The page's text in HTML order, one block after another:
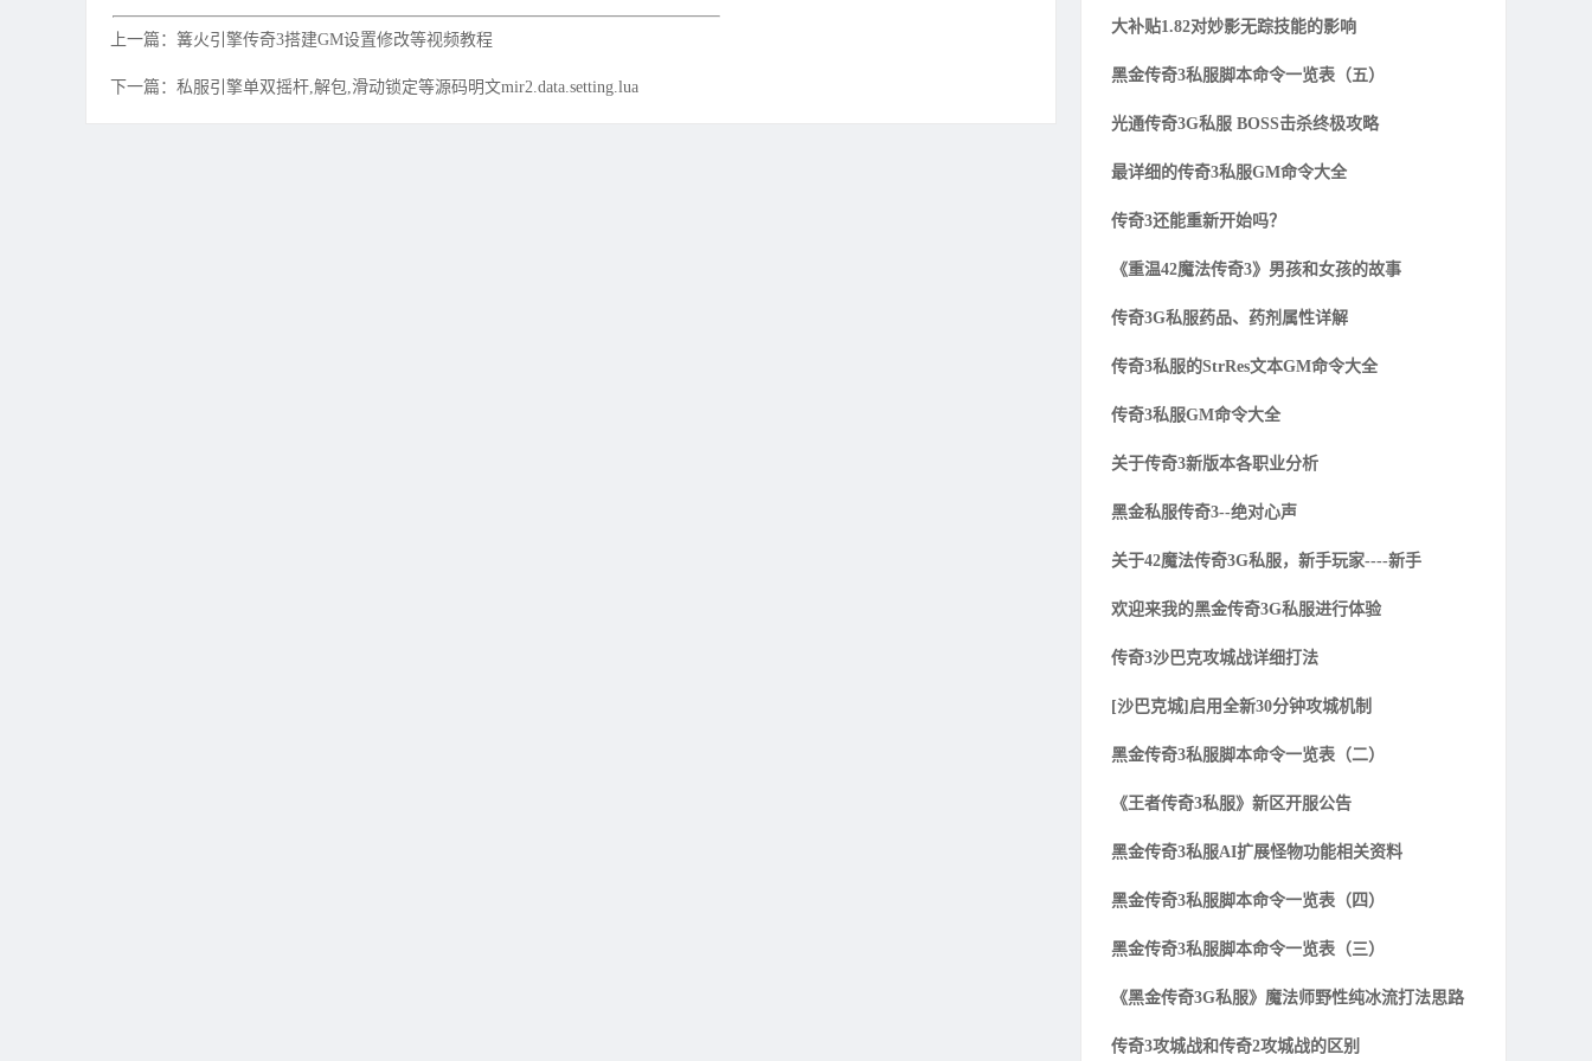
上一篇：篝火引擎传奇3搭建GM设置修改等视频教程
下一篇：私服引擎单双摇杆,解包,滑动锁定等源码明文mir2.data.setting.lua
大补贴1.82对妙影无踪技能的影响
黑金传奇3私服脚本命令一览表（五）
光通传奇3G私服 BOSS击杀终极攻略
最详细的传奇3私服GM命令大全
传奇3还能重新开始吗？
《重温42魔法传奇3》男孩和女孩的故事
传奇3G私服药品、药剂属性详解
传奇3私服的StrRes文本GM命令大全
传奇3私服GM命令大全
关于传奇3新版本各职业分析
黑金私服传奇3--绝对心声
关于42魔法传奇3G私服，新手玩家----新手
欢迎来我的黑金传奇3G私服进行体验
传奇3沙巴克攻城战详细打法
[沙巴克城]启用全新30分钟攻城机制
黑金传奇3私服脚本命令一览表（二）
《王者传奇3私服》新区开服公告
黑金传奇3私服AI扩展怪物功能相关资料
黑金传奇3私服脚本命令一览表（四）
黑金传奇3私服脚本命令一览表（三）
《黑金传奇3G私服》魔法师野性纯冰流打法思路
传奇3攻城战和传奇2攻城战的区别